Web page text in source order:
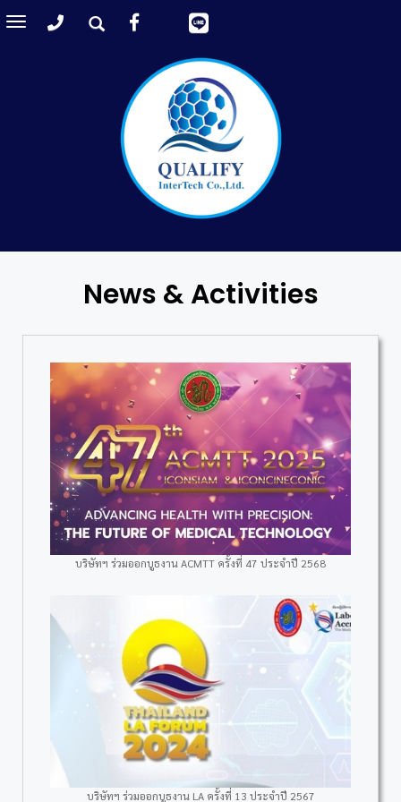
Toggle
News & Activities
บริษัทฯ ร่วมออกบูธงาน ACMTT ครั้งที่ 47 ประจำปี 2568
บริษัทฯ ร่วมออกบูธงาน LA ครั้งที่ 13 ประจำปี 2567